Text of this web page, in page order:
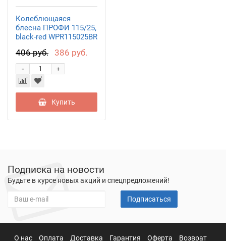
Колеблющаяся
блесна ПРОФИ 115/25,
black-red WPR115025BR
406 руб. 386 руб.
+
-
Купить
Подписка на новости
Будьте в курсе новых акций и спецпредложений!
Подписаться
О нас Оплата Доставка Гарантия Оферта Возврат